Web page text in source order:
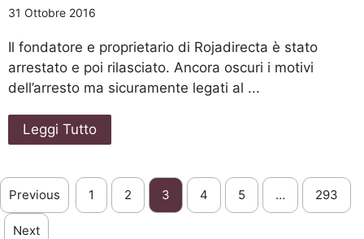
31 Ottobre 2016
Il fondatore e proprietario di Rojadirecta è stato
arrestato e poi rilasciato. Ancora oscuri i motivi
dell’arresto ma sicuramente legati al ...
Leggi Tutto
Previous 1 2 3 4 5 … 293
Next